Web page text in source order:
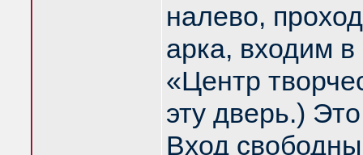
налево,
арка, входим
«Центр
эту дверь.)
Вход